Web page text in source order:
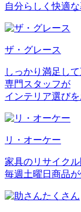
自分らしく快適
ザ・グレース
しっかり満足し
専門スタッフが
インテリア選び
リ・オーケー
家具のリサイクル
毎週土曜日商品が